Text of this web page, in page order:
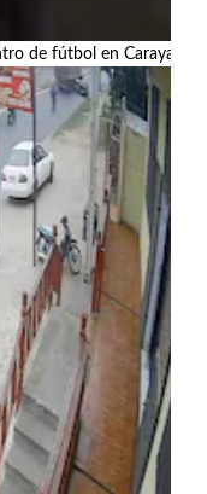
de fútbol en Carayaó